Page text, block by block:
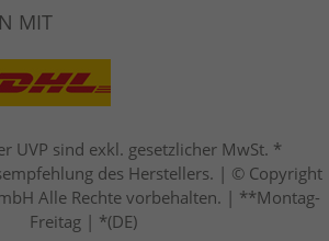
MIT
UVP sind exkl. gesetzlicher MwSt. *
des Herstellers. | © Copyright
Alle Rechte vorbehalten. | **Montag-
Freitag | *(DE)